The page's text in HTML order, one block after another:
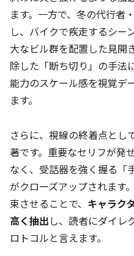
ます。一方で、冬の代行者
し、バイクで疾走するシー
大なビル群を配置した見開
除した「断ち切り」の手法
能力のスケール感を視覚デ
ます。
さらに、視線の終着点とし
著です。重要なセリフが発
なく、受話器を強く握る「
がクローズアップされます
束させることで、 キャラク
高く抽出し、読者にダイレ
ロトコルと言えます。